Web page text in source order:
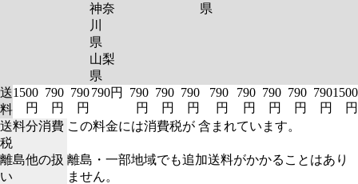
神奈
川
県
山梨
県
県
送
料
1500
円
790
円
790
円
790円
790
円
790
円
790
円
790
円
790
円
790
円
790
円
790
円
1500
円
送料分消費
税
この料金には消費税が 含まれています。
離島他の扱
い
離島・一部地域でも追加送料がかかることはあり
ません。